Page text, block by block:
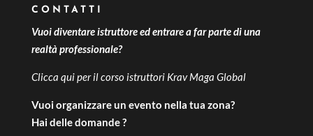
CONTATTI
Vuoi diventare istruttore ed entrare a far parte di una
realtà professionale?
Clicca qui per ilcorso istruttori Krav Maga Global
Vuoi organizzare un evento nella tua zona?
Hai delle domande ?